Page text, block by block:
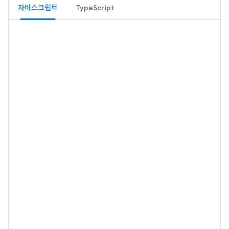
자바스크립트 TypeScript